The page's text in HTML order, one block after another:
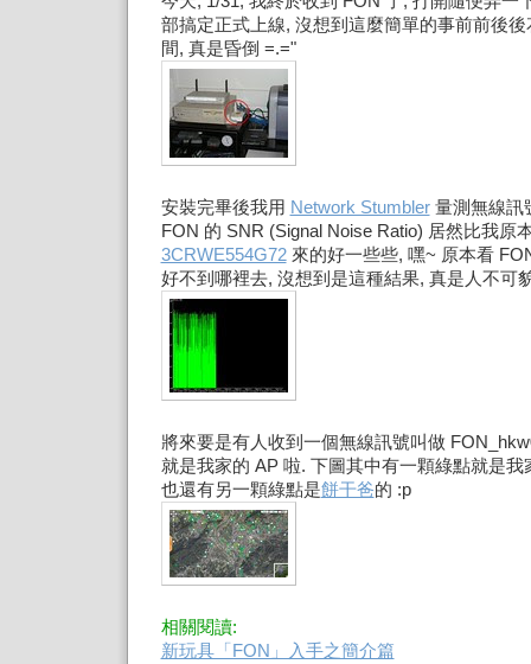
部搞定正式上線, 沒想到這麼簡單的事前前後
間, 真是昏倒 =.="
安裝完畢後我用 Network Stumbler量測無線訊
FON 的 SNR (Signal Noise Ratio) 居然比我原
3CRWE554G72來的好一些些, 嘿~ 原本看
好不到哪裡去, 沒想到是這種結果, 真是人不可
將來要是有人收到一個無線訊號叫做
就是我家的 AP 啦. 下圖其中有一顆綠點就是我
也還有另一顆綠點是餅干爸的 :p
相關閱讀:
新玩具「FON」入手之簡介篇